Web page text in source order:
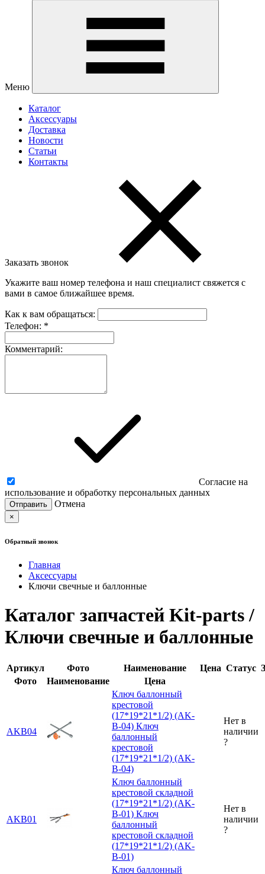
Меню
Каталог
Аксессуары
Доставка
Новости
Статьи
Контакты
Заказать звонок
Укажите ваш номер телефона и наш специалист свяжется с
вами в самое ближайшее время.
Как к вам обращаться:
Телефон: *
Комментарий:
Согласие на
использование и обработку персональных данных
Отмена
×
Обратный звонок
Главная
Аксессуары
Ключи свечные и баллонные
Каталог запчастей Kit-parts /
Ключи свечные и баллонные
Артикул Фото Наименование Цена Статус
Фото
Наименование Цена
AKB04
Ключ баллонный
крестовой
(17*19*21*1/2) (AK-
B-04) Ключ
баллонный
крестовой
(17*19*21*1/2) (AK-
B-04)
Нет в
наличии
?
AKB01
Ключ баллонный
крестовой складной
(17*19*21*1/2) (AK-
B-01) Ключ
баллонный
крестовой складной
(17*19*21*1/2) (AK-
B-01)
Нет в
наличии
?
Ключ баллонный